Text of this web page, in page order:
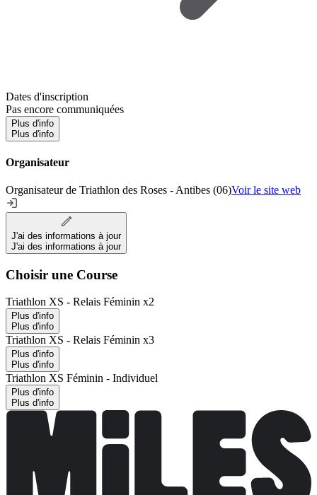
Dates d'inscription
Pas encore communiquées
Plus d'info
Plus d'info
Organisateur
Organisateur de Triathlon des Roses - Antibes (06)Voir le site web
J'ai des informations à jour
J'ai des informations à jour
Choisir une Course
Triathlon XS - Relais Féminin x2
Plus d'info
Plus d'info
Triathlon XS - Relais Féminin x3
Plus d'info
Plus d'info
Triathlon XS Féminin - Individuel
Plus d'info
Plus d'info